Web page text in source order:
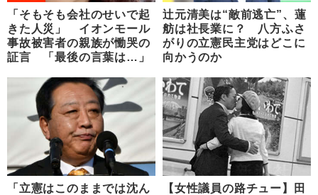
「そもそも会社のせいで起
きた人災」 イオンモール
事故被害者の親族が慟哭の
証言 「最後の言葉は…」
辻元清美は“敵前逃亡”、蓮
舫は社長業に？ 八方ふさ
がりの立憲民主党はどこに
向かうのか
「立憲はこのままでは沈ん
【女性議員の路チュー】田